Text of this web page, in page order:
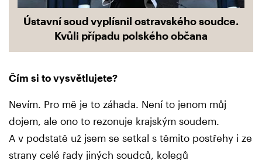
Ústavní soud vyplísnil ostravského soudce.
Kvůli případu polského občana
Čím si to vysvětlujete?
Nevím. Pro mě je to záhada. Není to jenom můj
dojem, ale ono to rezonuje krajským soudem.
A v podstatě už jsem se setkal s těmito postřehy i ze
strany celé řady jiných soudců, kolegů